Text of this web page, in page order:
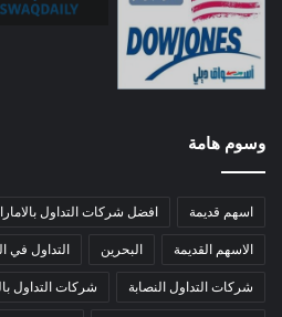
وسوم هامة
اسهم قديمة افضل شركات التداول
الاسهم القديمة البحرين التداول في
شركات التداول النصابة شركات التداول